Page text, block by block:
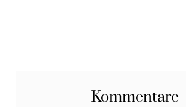
Kommentare